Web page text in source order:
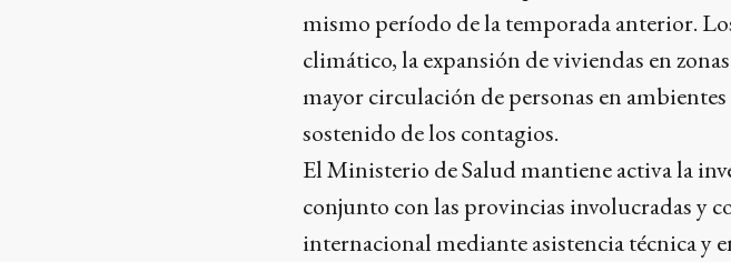
mismo período de la temporada anterior.
climático, la expansión de viviendas en
mayor circulación de personas en
sostenido de los contagios.
El Ministerio de Salud mantiene activa la
conjunto con las provincias involucradas y
internacional mediante asistencia técnica y